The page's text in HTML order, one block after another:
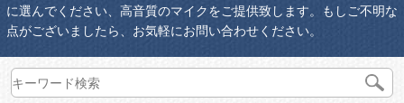
に選んでください、高音質のマイクをご提供致します。もしご不明な
点がございましたら、お気軽にお問い合わせください。